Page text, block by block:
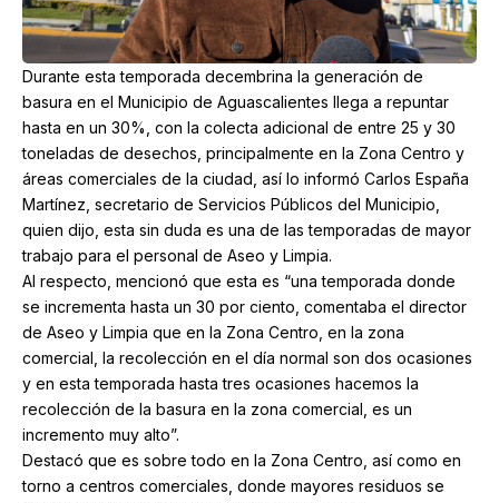
Durante esta temporada decembrina la generación de
basura en el Municipio de Aguascalientes llega a repuntar
hasta en un 30%, con la colecta adicional de entre 25 y 30
toneladas de desechos, principalmente en la Zona Centro y
áreas comerciales de la ciudad, así lo informó Carlos España
Martínez, secretario de Servicios Públicos del Municipio,
quien dijo, esta sin duda es una de las temporadas de mayor
trabajo para el personal de Aseo y Limpia.
Al respecto, mencionó que esta es “una temporada donde
se incrementa hasta un 30 por ciento, comentaba el director
de Aseo y Limpia que en la Zona Centro, en la zona
comercial, la recolección en el día normal son dos ocasiones
y en esta temporada hasta tres ocasiones hacemos la
recolección de la basura en la zona comercial, es un
incremento muy alto”.
Destacó que es sobre todo en la Zona Centro, así como en
torno a centros comerciales, donde mayores residuos se